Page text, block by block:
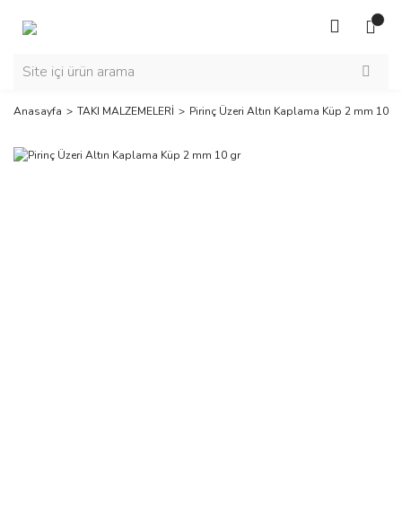
Anasayfa TAKI MALZEMELERİ Pirinç Üzeri Altın Kaplama Küp 2 mm 10 gr